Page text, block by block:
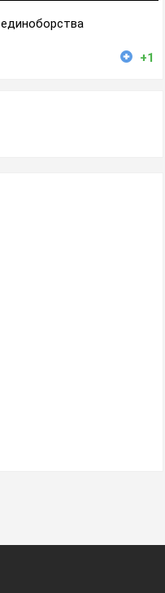
единоборства
+1